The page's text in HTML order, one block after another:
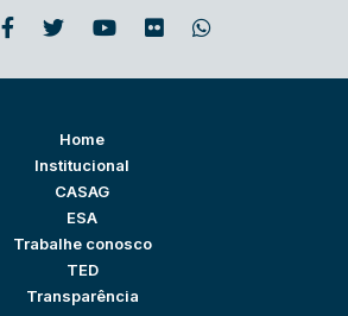
Home
Institucional
CASAG
ESA
Trabalhe conosco
TED
Transparência